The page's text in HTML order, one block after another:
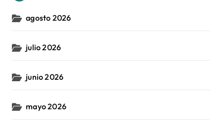
agosto 2026
julio 2026
junio 2026
mayo 2026